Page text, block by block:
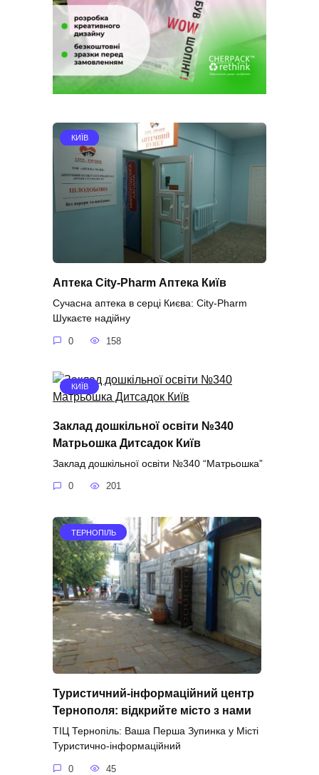
КИЇВ
Аптека City-Pharm Аптека Київ
Сучасна аптека в серці Києва: City-Pharm
Шукаєте надійну
0 158
КИЇВ
Заклад дошкільної освіти №340
Матрьошка Дитсадок Київ
Заклад дошкільної освіти №340 “Матрьошка”
0 201
ТЕРНОПІЛЬ
Туристичний-інформаційний центр
Тернополя: відкрийте місто з нами
ТІЦ Тернопіль: Ваша Перша Зупинка у Місті
Туристично-інформаційний
0 45